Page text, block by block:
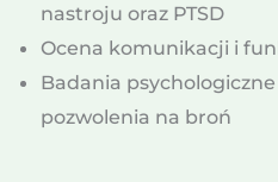
nastroju oraz PTSD
Ocena komunikacji i
Badania
pozwolenia na broń